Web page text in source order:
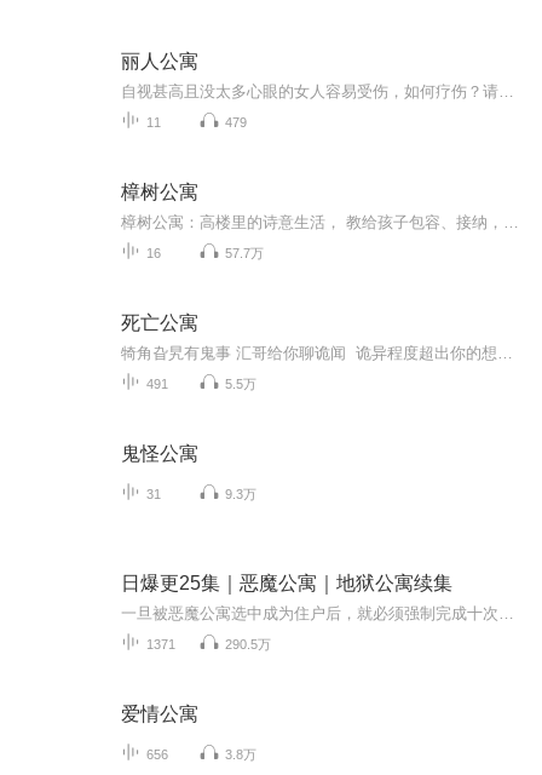
丽人公寓
11 479
樟树公寓
16 57.7万
死亡公寓
491 5.5万
鬼怪公寓
31 9.3万
日爆更25集｜恶魔公寓｜地狱公寓续集
1371 290.5万
爱情公寓
656 3.8万